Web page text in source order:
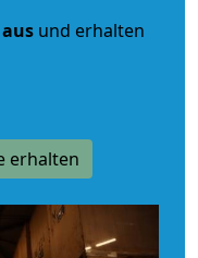
und erhalten
erhalten